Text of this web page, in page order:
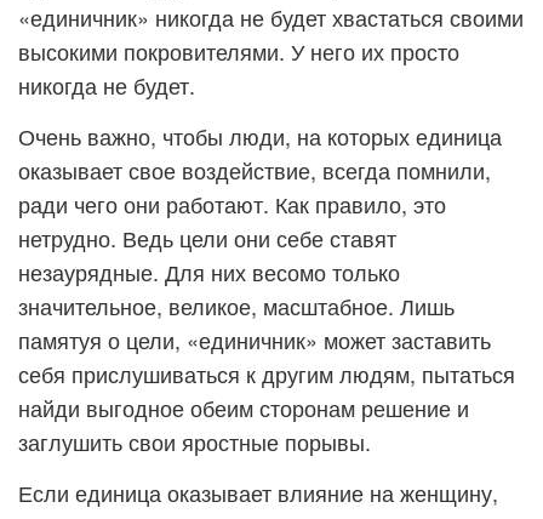
«единичник» никогда не будет хвастаться своими
высокими покровителями. У него их просто
никогда не будет.
Очень важно, чтобы люди, на которых единица
оказывает свое воздействие, всегда помнили,
ради чего они работают. Как правило, это
нетрудно. Ведь цели они себе ставят
незаурядные. Для них весомо только
значительное, великое, масштабное. Лишь
памятуя о цели, «единичник» может заставить
себя прислушиваться к другим людям, пытаться
найди выгодное обеим сторонам решение и
заглушить свои яростные порывы.
Если единица оказывает влияние на женщину,